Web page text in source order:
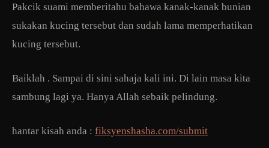
Pakcik suami memberitahu bahawa kanak-kanak bunian
sukakan kucing tersebut dan sudah lama memperhatikan
kucing tersebut.
Baiklah . Sampai di sini sahaja kali ini. Di lain masa kita
sambung lagi ya. Hanya Allah sebaik pelindung.
hantar kisah anda : fiksyenshasha.com/submit